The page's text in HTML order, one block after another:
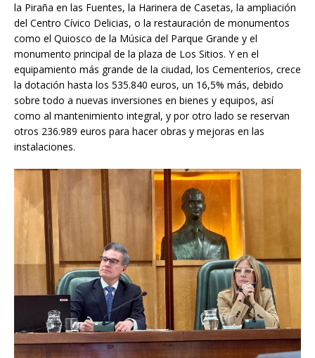
la Piraña en las Fuentes, la Harinera de Casetas, la ampliación
del Centro Cívico Delicias, o la restauración de monumentos
como el Quiosco de la Música del Parque Grande y el
monumento principal de la plaza de Los Sitios. Y en el
equipamiento más grande de la ciudad, los Cementerios, crece
la dotación hasta los 535.840 euros, un 16,5% más, debido
sobre todo a nuevas inversiones en bienes y equipos, así
como al mantenimiento integral, y por otro lado se reservan
otros 236.989 euros para hacer obras y mejoras en las
instalaciones.